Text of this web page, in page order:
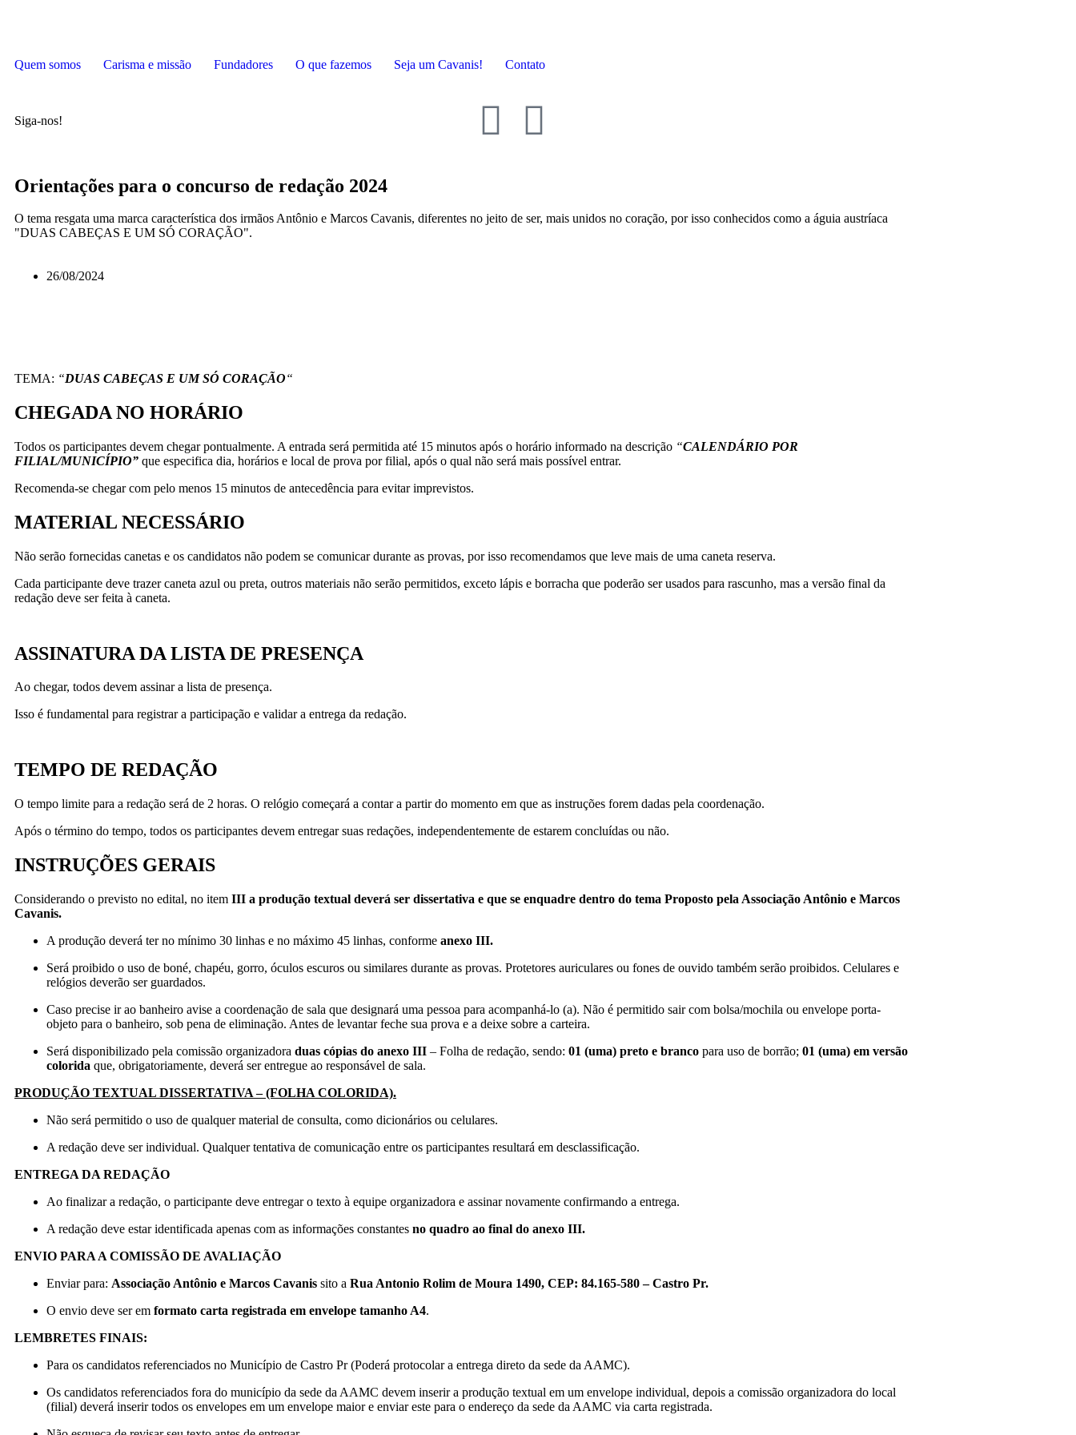
Quem somos Carisma e missão Fundadores O que fazemos Seja um Cavanis! Contato
Siga-nos!
Orientações para o concurso de redação 2024
O tema resgata uma marca característica dos irmãos Antônio e Marcos Cavanis, diferentes no jeito de ser, mais unidos no coração, por isso conhecidos como a águia austríaca
"DUAS CABEÇAS E UM SÓ CORAÇÃO".
26/08/2024
TEMA: “DUAS CABEÇAS E UM SÓ CORAÇÃO“
CHEGADA NO HORÁRIO
Todos os participantes devem chegar pontualmente. A entrada será permitida até 15 minutos após o horário informado na descrição “CALENDÁRIO POR
FILIAL/MUNICÍPIO” que especifica dia, horários e local de prova por filial, após o qual não será mais possível entrar.
Recomenda-se chegar com pelo menos 15 minutos de antecedência para evitar imprevistos.
MATERIAL NECESSÁRIO
Não serão fornecidas canetas e os candidatos não podem se comunicar durante as provas, por isso recomendamos que leve mais de uma caneta reserva.
Cada participante deve trazer caneta azul ou preta, outros materiais não serão permitidos, exceto lápis e borracha que poderão ser usados para rascunho, mas a versão final da
redação deve ser feita à caneta.
ASSINATURA DA LISTA DE PRESENÇA
Ao chegar, todos devem assinar a lista de presença.
Isso é fundamental para registrar a participação e validar a entrega da redação.
TEMPO DE REDAÇÃO
O tempo limite para a redação será de 2 horas. O relógio começará a contar a partir do momento em que as instruções forem dadas pela coordenação.
Após o término do tempo, todos os participantes devem entregar suas redações, independentemente de estarem concluídas ou não.
INSTRUÇÕES GERAIS
Considerando o previsto no edital, no item III a produção textual deverá ser dissertativa e que se enquadre dentro do tema Proposto pela Associação Antônio e Marcos
Cavanis.
A produção deverá ter no mínimo 30 linhas e no máximo 45 linhas, conforme anexo III.
Será proibido o uso de boné, chapéu, gorro, óculos escuros ou similares durante as provas. Protetores auriculares ou fones de ouvido também serão proibidos. Celulares e
relógios deverão ser guardados.
Caso precise ir ao banheiro avise a coordenação de sala que designará uma pessoa para acompanhá-lo (a). Não é permitido sair com bolsa/mochila ou envelope porta-
objeto para o banheiro, sob pena de eliminação. Antes de levantar feche sua prova e a deixe sobre a carteira.
Será disponibilizado pela comissão organizadora duas cópias do anexo III – Folha de redação, sendo: 01 (uma) preto e branco para uso de borrão; 01 (uma) em versão
colorida que, obrigatoriamente, deverá ser entregue ao responsável de sala.
PRODUÇÃO TEXTUAL DISSERTATIVA – (FOLHA COLORIDA).
Não será permitido o uso de qualquer material de consulta, como dicionários ou celulares.
A redação deve ser individual. Qualquer tentativa de comunicação entre os participantes resultará em desclassificação.
ENTREGA DA REDAÇÃO
Ao finalizar a redação, o participante deve entregar o texto à equipe organizadora e assinar novamente confirmando a entrega.
A redação deve estar identificada apenas com as informações constantes no quadro ao final do anexo III.
ENVIO PARA A COMISSÃO DE AVALIAÇÃO
Enviar para: Associação Antônio e Marcos Cavanis sito a Rua Antonio Rolim de Moura 1490, CEP: 84.165-580 – Castro Pr.
O envio deve ser em formato carta registrada em envelope tamanho A4.
LEMBRETES FINAIS:
Para os candidatos referenciados no Município de Castro Pr (Poderá protocolar a entrega direto da sede da AAMC).
Os candidatos referenciados fora do município da sede da AAMC devem inserir a produção textual em um envelope individual, depois a comissão organizadora do local
(filial) deverá inserir todos os envelopes em um envelope maior e enviar este para o endereço da sede da AAMC via carta registrada.